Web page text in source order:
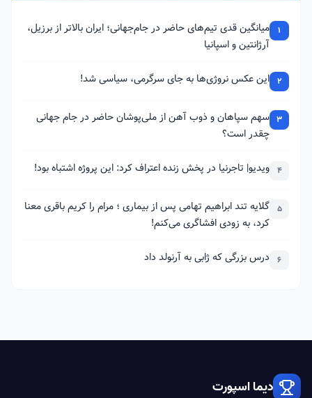
1
میانگین قدی تیم‌های حاضر در جام‌جهانی؛ ایران بالاتر از برزیل،
آرژانتین و اسپانیا
2 این عکس نروژی‌ها به جای سرگرمی، سیاسی شد!
3 سهم سپاهان و ذوب آهن از ملی‌پوشان حاضر در جام جهانی
چقدر است؟
4 ویدیو| تاجرنیا در پخش زنده اعتراف کرد: این پروژه اشتباه بود!
5 گلایه تند ابراهیم تهامی پس از بیماری ؛ مرام را کریم باقری معنا
کرد، به زودی افشاگری می‌کنم!
6 درس بزرگی که ژابی به آرنولد داد
دیما اسپورت